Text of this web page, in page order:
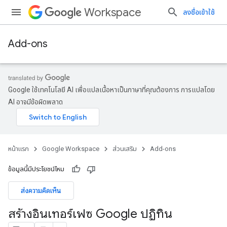
Workspace ลงชื่อเข้าใช้
Add-ons
Google ใช้เทคโนโลยี AI เพื่อแปลเนื้อหาเป็นภาษาที่คุณต้องการ การแปลโดย
AI อาจมีข้อผิดพลาด
หน้าแรก Google Workspace ส่วนเสริม Add-ons
ข้อมูลนี้มีประโยชน์ไหม
ส่งความคิดเห็น
สร้างอินเทอร์เฟซ Google ปฏิทิน